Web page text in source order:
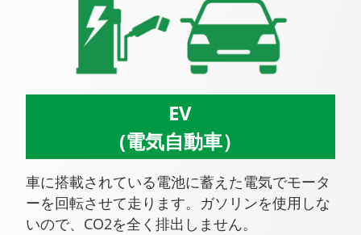
EV
(電気自動車）
車に搭載されている電池に蓄えた電気でモータ
ーを回転させて走ります。ガソリンを使用しな
いので、CO2を全く排出しません。